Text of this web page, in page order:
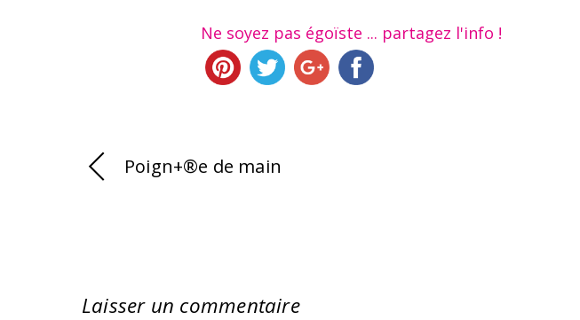
Ne soyez pas égoïste ... partagez l'info !
Poign+®e de main
Laisser un commentaire